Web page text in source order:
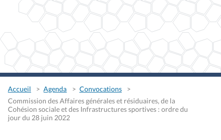
Accueil Agenda
Convocations
Commission des Affaires générales et résiduaires, de la
Cohésion sociale et des Infrastructures sportives : ordre du
jour du 28 juin 2022